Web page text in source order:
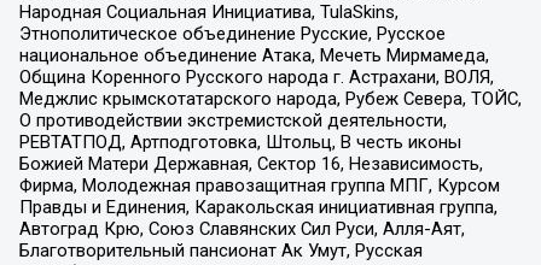
Народная Социальная Инициатива, TulaSkins,
Этнополитическое объединение Русские, Русское
национальное объединение Атака, Мечеть Мирмамеда,
Община Коренного Русского народа г. Астрахани, ВОЛЯ,
Меджлис крымскотатарского народа, Рубеж Севера, ТОЙС,
О противодействии экстремистской деятельности,
РЕВТАТПОД, Артподготовка, Штольц, В честь иконы
Божией Матери Державная, Сектор 16, Независимость,
Фирма, Молодежная правозащитная группа МПГ, Курсом
Правды и Единения, Каракольская инициативная группа,
Автоград Крю, Союз Славянских Сил Руси, Алля-Аят,
Благотворительный пансионат Ак Умут, Русская